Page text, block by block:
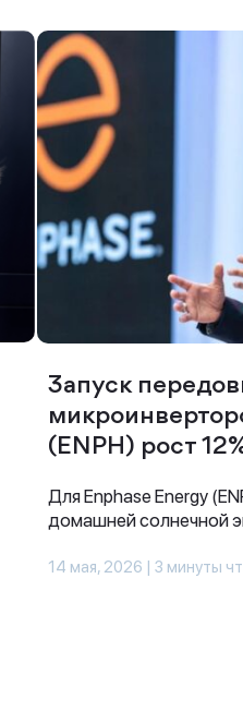
Запуск
(ENPH) рост
Для Enphase Energy
домашней солнечной
14 мая, 2026 | 3 минуты